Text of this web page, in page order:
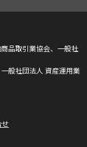
品取引業協会、一般社
般社団法人 資産運用業
せ